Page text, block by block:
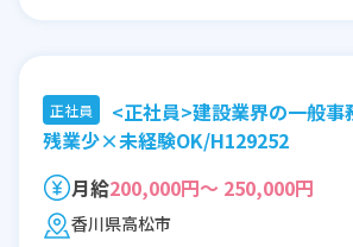
正社員
<正社員>建設業界の一般
残業少×未経験OK/H129252
月給200,000円～ 250,000円
香川県高松市